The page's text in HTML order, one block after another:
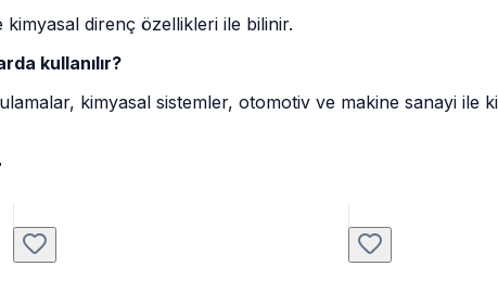
direnç özellikleri ile bilinir.
kullanılır?
kimyasal sistemler, otomotiv ve makine sanayi